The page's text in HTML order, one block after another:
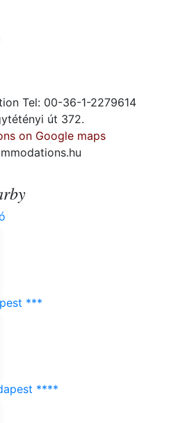
Tel: 00-36-1-2279614
út 372.
on Google maps
***
****